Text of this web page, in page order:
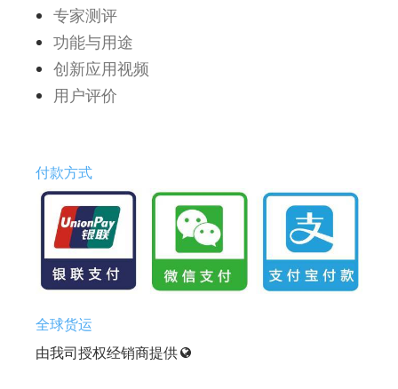
专家测评
功能与用途
创新应用视频
用户评价
付款方式
全球货运
由我司授权经销商提供